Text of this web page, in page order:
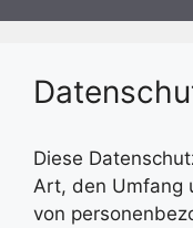
Diese
Art, den Umfang
von